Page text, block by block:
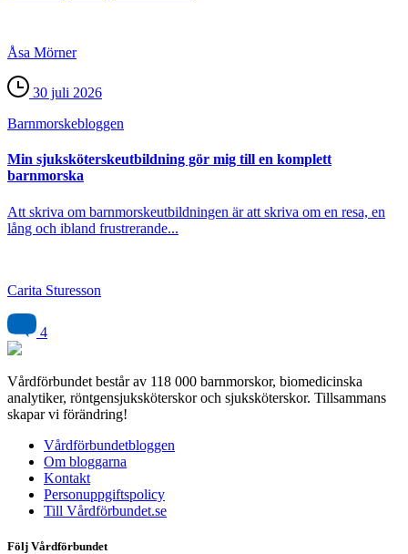
Åsa Mörner
30 juli 2026
Barnmorske­bloggen
Min sjuksköterskeutbildning gör mig till en komplett
barnmorska
Att skriva om barnmorskeutbildningen är att skriva om en resa, en
lång och ibland frustrerande...
Carita Sturesson
4
Vårdförbundet består av 118 000 barnmorskor, biomedicinska
analytiker, röntgensjuksköterskor och sjuksköterskor. Tillsammans
skapar vi förändring!
Vårdförbundetbloggen
Om bloggarna
Kontakt
Personuppgiftspolicy
Till Vårdförbundet.se
Följ Vårdförbundet